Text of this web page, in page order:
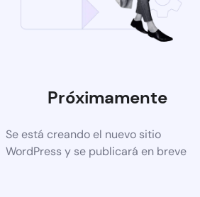
Próximamente
Se está creando el nuevo sitio
WordPress y se publicará en breve